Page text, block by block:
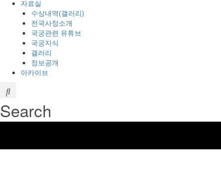
자료실
수상내역(갤러리)
전국사정소개
국궁관련 유튜브
국궁지식
갤러리
정보공개
아카이브
Search